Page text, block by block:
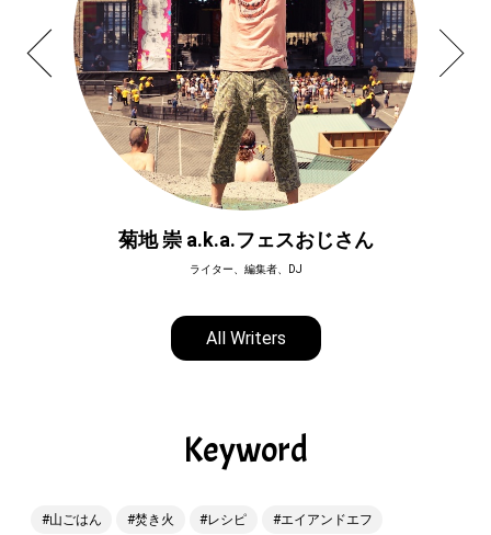
菊地 崇 a.k.a.フェスおじさん
ライター、編集者、DJ
All Writers
Keyword
山ごはん 焚き火 レシピ エイアンドエフ